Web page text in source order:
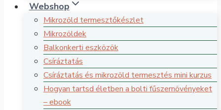
Webshop
Mikrozöld termesztőkészlet
Mikrozöldek
Balkonkerti eszközök
Csíráztatás
Csíráztatás és mikrozöld termesztés mini kurzus
Hogyan tartsd életben a bolti fűszernövényeket
– ebook